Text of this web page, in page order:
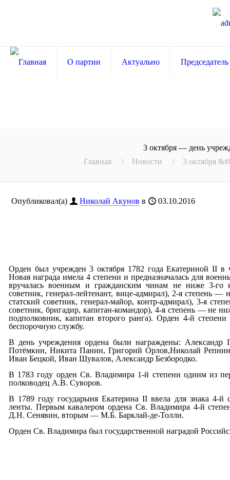
О партии Актуально
3 октября — день
Главная
Новости 3 октября
Опубликовал(а) Николай Акунов в 03.10.2016
Орден был учрежден 3 октября 1782 года Екатериной II в
Новая награда имела 4 степени и предназначалась для
вручалась военным и гражданским чинам не ниже 3-го
советник, генерал-лейтенант, вице-адмирал), 2-я степень —
статский советник, генерал-майор, контр-адмирал), 3-я
советник, бригадир, капитан-командор), 4-я степень — не
подполковник, капитан второго ранга). Орден 4-й
беспорочную службу.
В день учреждения ордена были награждены: Александр
Потёмкин, Никита Панин, Григорий Орлов,Николай
Иван Бецкой, Иван Шувалов, Александр Безбородко.
В 1783 году орден Св. Владимира 1-й степени одним из
полководец А.В. Суворов.
В 1789 году государыня Екатерина II ввела для знака 4-й
ленты. Первым кавалером ордена Св. Владимира 4-й
Д.Н. Сенявин, вторым — М.Б. Барклай-де-Толли.
Орден Св. Владимира был государственной наградой